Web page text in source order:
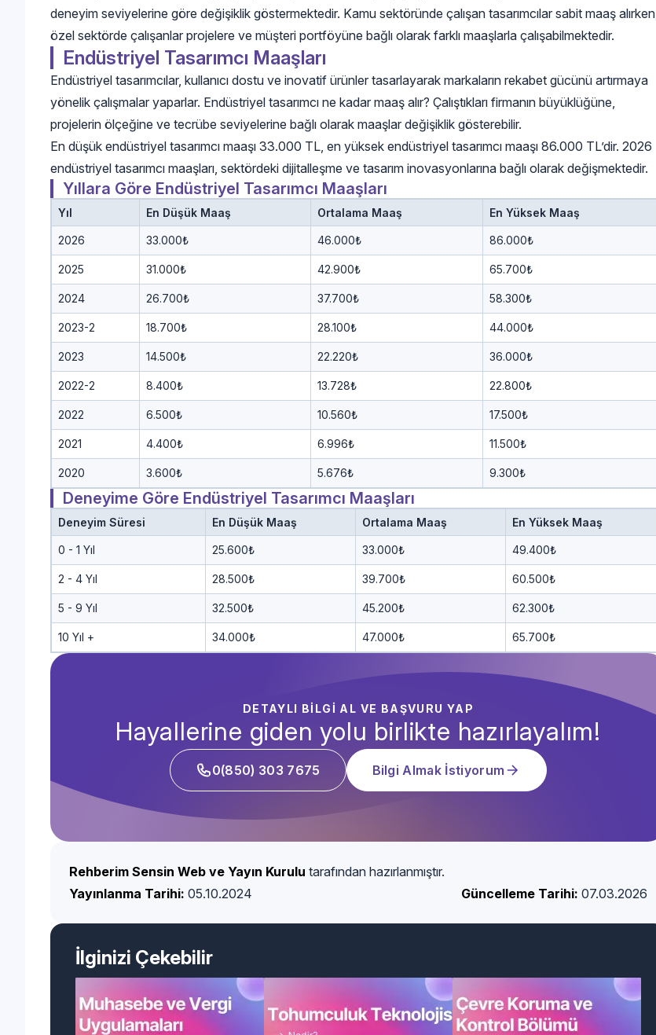
deneyim seviyelerine göre değişiklik göstermektedir. Kamu sektöründe çalışan tasarımcılar sabit maaş alırken,
özel sektörde çalışanlar projelere ve müşteri portföyüne bağlı olarak farklı maaşlarla çalışabilmektedir.
Endüstriyel Tasarımcı Maaşları
Endüstriyel tasarımcılar, kullanıcı dostu ve inovatif ürünler tasarlayarak markaların rekabet gücünü artırmaya
yönelik çalışmalar yaparlar. Endüstriyel tasarımcı ne kadar maaş alır? Çalıştıkları firmanın büyüklüğüne,
projelerin ölçeğine ve tecrübe seviyelerine bağlı olarak maaşlar değişiklik gösterebilir.
En düşük endüstriyel tasarımcı maaşı 33.000 TL, en yüksek endüstriyel tasarımcı maaşı 86.000 TL’dir. 2026
endüstriyel tasarımcı maaşları, sektördeki dijitalleşme ve tasarım inovasyonlarına bağlı olarak değişmektedir.
Yıllara Göre Endüstriyel Tasarımcı Maaşları
Yıl En Düşük Maaş Ortalama Maaş En Yüksek Maaş
2026 33.000₺ 46.000₺ 86.000₺
2025 31.000₺ 42.900₺ 65.700₺
2024 26.700₺ 37.700₺ 58.300₺
2023-2 18.700₺ 28.100₺ 44.000₺
2023 14.500₺ 22.220₺ 36.000₺
2022-2 8.400₺ 13.728₺ 22.800₺
2022 6.500₺ 10.560₺ 17.500₺
2021 4.400₺ 6.996₺ 11.500₺
2020 3.600₺ 5.676₺ 9.300₺
Deneyime Göre Endüstriyel Tasarımcı Maaşları
Deneyim Süresi En Düşük Maaş Ortalama Maaş En Yüksek Maaş
0 - 1 Yıl 25.600₺ 33.000₺ 49.400₺
2 - 4 Yıl 28.500₺ 39.700₺ 60.500₺
5 - 9 Yıl 32.500₺ 45.200₺ 62.300₺
10 Yıl + 34.000₺ 47.000₺ 65.700₺
DETAYLI BİLGİ AL VE BAŞVURU YAP
Hayallerine giden yolu birlikte hazırlayalım!
0(850) 303 7675 Bilgi Almak İstiyorum
Rehberim Sensin Web ve Yayın Kurulu tarafından hazırlanmıştır.
Yayınlanma Tarihi: 05.10.2024 Güncelleme Tarihi: 07.03.2026
İlginizi Çekebilir